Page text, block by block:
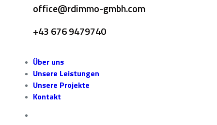
office@rdimmo-gmbh.com
+43 676 9479740
Über uns
Unsere Leistungen
Unsere Projekte
Kontakt